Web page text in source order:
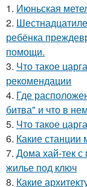
1. Июньская
2.
ребёнка
помощи.
3. Что такое
рекомендации
4. Где
битва" и что в
5. Что такое
6. Какие станции
7. Дома хай-тек
жилье под ключ
8. Какие